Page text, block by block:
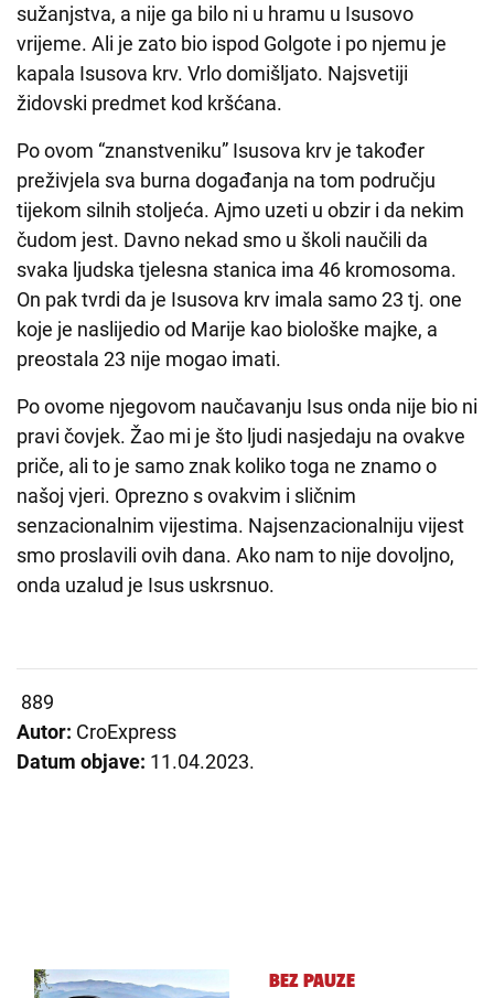
sužanjstva, a nije ga bilo ni u hramu u Isusovo
vrijeme. Ali je zato bio ispod Golgote i po njemu je
kapala Isusova krv. Vrlo domišljato. Najsvetiji
židovski predmet kod kršćana.
Po ovom “znanstveniku” Isusova krv je također
preživjela sva burna događanja na tom području
tijekom silnih stoljeća. Ajmo uzeti u obzir i da nekim
čudom jest. Davno nekad smo u školi naučili da
svaka ljudska tjelesna stanica ima 46 kromosoma.
On pak tvrdi da je Isusova krv imala samo 23 tj. one
koje je naslijedio od Marije kao biološke majke, a
preostala 23 nije mogao imati.
Po ovome njegovom naučavanju Isus onda nije bio ni
pravi čovjek. Žao mi je što ljudi nasjedaju na ovakve
priče, ali to je samo znak koliko toga ne znamo o
našoj vjeri. Oprezno s ovakvim i sličnim
senzacionalnim vijestima. Najsenzacionalniju vijest
smo proslavili ovih dana. Ako nam to nije dovoljno,
onda uzalud je Isus uskrsnuo.
889
Autor: CroExpress
Datum objave: 11.04.2023.
BEZ PAUZE